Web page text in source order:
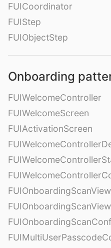
FUICoordinator
FUIStep
FUIObjectStep
Onboarding
FUIWelcomeController
FUIWelcomeScreen
FUIActivationScreen